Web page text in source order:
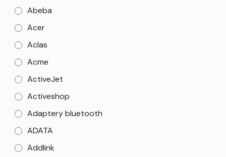
Abeba
Acer
Aclas
Acme
ActiveJet
Activeshop
Adaptery bluetooth
ADATA
Addlink